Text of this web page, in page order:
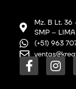
Mz. B Lt. 36
SMP – LIMA
(+51) 963
F
a
I
n